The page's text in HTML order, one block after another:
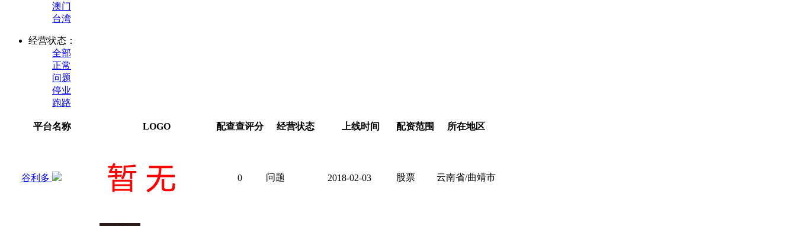
澳门
台湾
经营状态：
全部
正常
问题
停业
跑路
平台名称 LOGO 配查查评分 经营状态 上线时间 配资范围 所在地区
谷利多 0 问题 2018-02-03 股票 云南省/曲靖市